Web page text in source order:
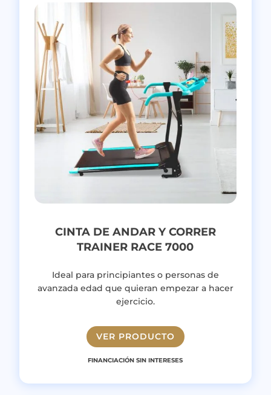
CINTA DE ANDAR Y CORRER
TRAINER RACE 7000
Ideal para principiantes o personas de
avanzada edad que quieran empezar a hacer
ejercicio.
VER PRODUCTO
FINANCIACIÓN SIN INTERESES